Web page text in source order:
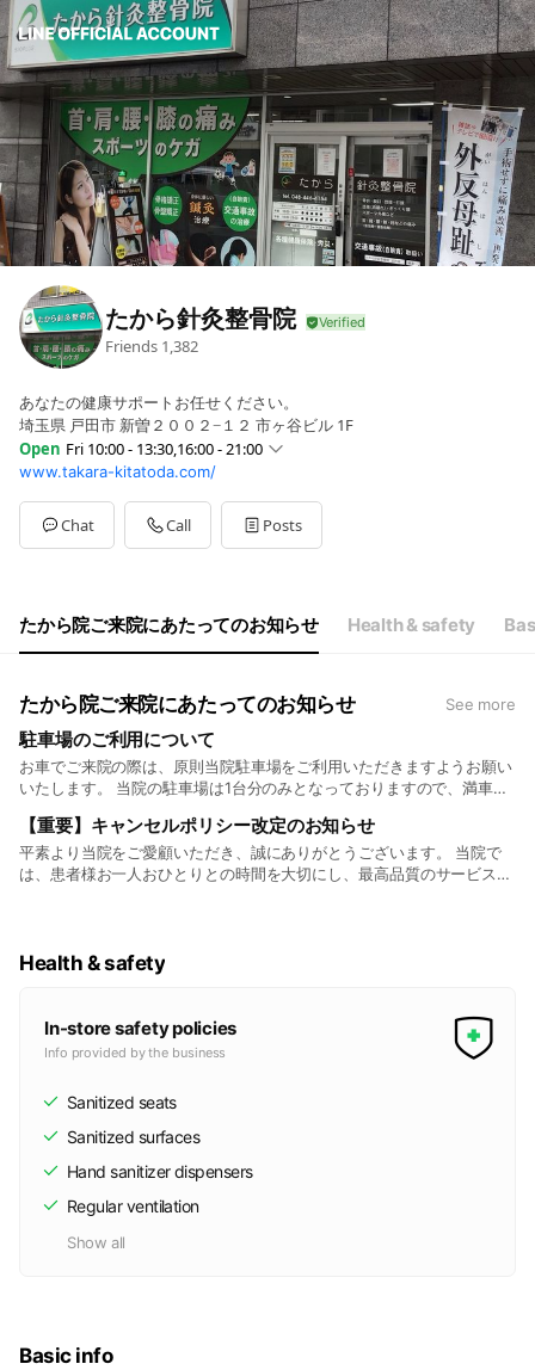
たから針灸整骨院
Friends 1,382
あなたの健康サポートお任せください。
埼玉県 戸田市 新曽２００２−１２ 市ヶ谷ビル 1F
Open Fri 10:00 - 13:30,16:00 - 21:00
Sun09:00 - 12:30,14:00 - 18:00
Mon10:00 - 13:30,16:00 - 21:00
Tue10:00 - 13:30,16:00 - 21:00
Wed10:00 - 13:30,16:00 - 21:00
Sat
Closed
土曜休院
www.takara-kitatoda.com/
Chat Call Posts
たから院ご来院にあたってのお知らせ Health & safety
たから院ご来院にあたってのお知らせ See more
駐車場のご利用について
お車でご来院の際は、原則当院駐車場をご利用いただきますようお願い
いたします。 当院の駐車場は1台分のみとなっておりますので、満車の
きましては、ご来院時に受付へご提示をお願いいたします。 確認・コ
ピーのため、一度お預かりさせていただきます。 なお、上記以外の駐
車場をご利用された場合、駐車料金のご負担はいたしかねますので、あ
【重要】キャンセルポリシー改定のお知らせ
平素より当院をご愛顧いただき、誠にありがとうございます。 当院で
は、患者様お一人おひとりとの時間を大切にし、最高品質のサービスを
つきましては、【2026年7月1日】よりキャンセルポリシーを以下の通
り改定させていただくこととなりました。 何卒ご理解ご協力いただけ
予約日の前日の営業時間内に、お電話または当院公式LINEにてご連絡を
お願いいたします。 上記期限を過ぎてからのキャンセル・ご変更、お
□前日の営業時間内のキャンセル・変更：無料 □前日の営業終了以降、
ご予約当日のキャンセル・変更：施術代金の50% □ご連絡がないキャ
ニュー、自費メニューが対象となります。 ※回数券をお持ちの方の当日
キャンセルは、施術代金の50%のお支払い、無断キャンセルは「回数券
1回分消化」とさせていただきます。 ※急な体調不良や天災などの場合
は、お早めに当院へご連絡をお願いいたします。 ※ただし、自然災害、
Health & safety
In-store safety policies
Info provided by the business
Sanitized seats
Sanitized surfaces
Hand sanitizer dispensers
Regular ventilation
Show all
Basic info